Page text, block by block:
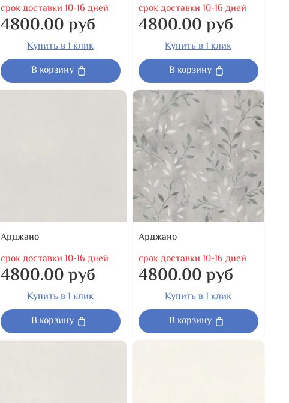
срок доставки 10-16 дней
4800.00 руб
Купить в 1 клик
В корзину
срок доставки 10-16 дней
4800.00 руб
Купить в 1 клик
В корзину
Арджано
срок доставки 10-16 дней
4800.00 руб
Купить в 1 клик
В корзину
Арджано
срок доставки 10-16 дней
4800.00 руб
Купить в 1 клик
В корзину